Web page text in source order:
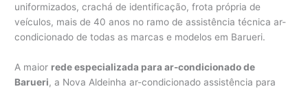
uniformizados, crachá de identificação, frota própria de
veículos, mais de 40 anos no ramo de assistência técnica ar-
condicionado de todas as marcas e modelos em Barueri.
A maior rede especializada para ar-condicionado de
Barueri, a Nova Aldeinha ar-condicionado assistência para